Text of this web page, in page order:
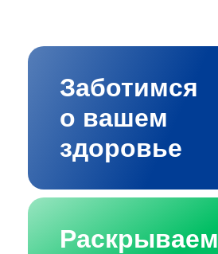
Заботимся
о вашем
здоровье
Раскрываем